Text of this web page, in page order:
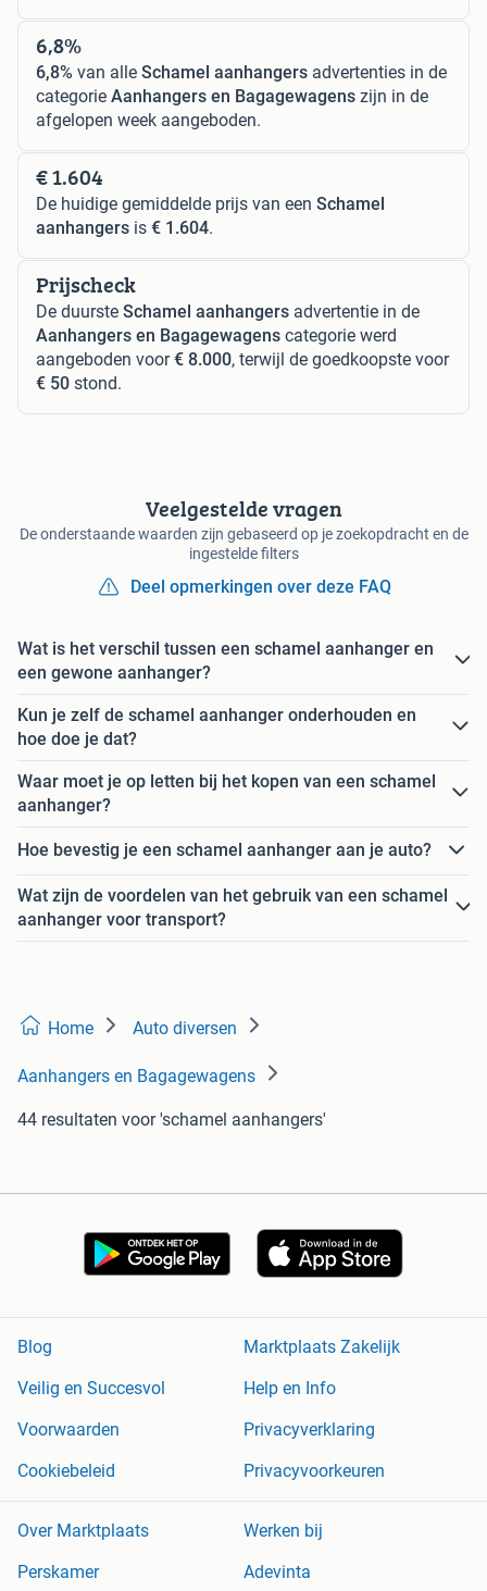
6,8%
6,8% van alle Schamel aanhangers advertenties in de
categorie Aanhangers en Bagagewagens zijn in de
afgelopen week aangeboden.
€ 1.604
De huidige gemiddelde prijs van een Schamel
aanhangers is € 1.604.
Prijscheck
De duurste Schamel aanhangers advertentie in de
Aanhangers en Bagagewagens categorie werd
aangeboden voor€ 8.000, terwijl de goedkoopste voor
€ 50 stond.
Veelgestelde vragen
De onderstaande waarden zijn gebaseerd op je zoekopdracht en de
ingestelde filters
Deel opmerkingen over deze FAQ
Wat is het verschil tussen een schamel aanhanger en
een gewone aanhanger?
Kun je zelf de schamel aanhanger onderhouden en
hoe doe je dat?
Waar moet je op letten bij het kopen van een schamel
aanhanger?
Hoe bevestig je een schamel aanhanger aan je auto?
Wat zijn de voordelen van het gebruik van een schamel
aanhanger voor transport?
Home Auto diversen
Aanhangers en Bagagewagens
44 resultaten voor 'schamel aanhangers'
Blog
Marktplaats Zakelijk
Veilig en Succesvol
Help en Info
Voorwaarden
Privacyverklaring
Cookiebeleid
Privacyvoorkeuren
Over Marktplaats
Werken bij
Perskamer
Adevinta